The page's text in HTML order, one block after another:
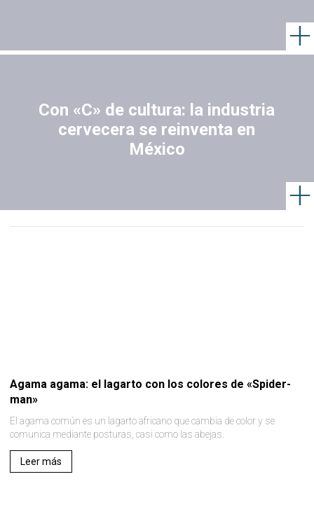
Con «C» de cultura: la industria
cervecera se reinventa en
México
Agama agama: el lagarto con los colores de «Spider-
man»
El agama común es un lagarto africano que cambia de color y se
comunica mediante posturas, casi como las abejas.
Leer más